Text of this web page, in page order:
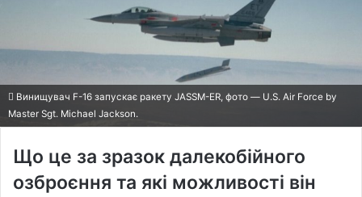
Винищувач F-16 запускає ракету JASSM-ER, фото — U.S. Air Force by
Master Sgt. Michael Jackson.
Що це за зразок далекобійного
озброєння та які можливості він